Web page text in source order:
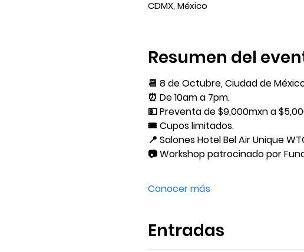
CDMX, México
Resumen del
📆 8 de Octubre, Ciudad de
⏰ De 10am a 7pm.
💵 Preventa de $9,000mxn a
🎟️ Cupos limitados.
📍 Salones Hotel Bel Air Unique
📷 Workshop patrocinado por
Conocer más
Entradas